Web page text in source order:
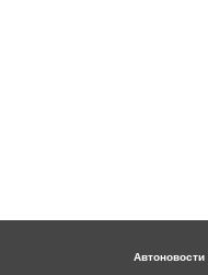
Автоновости